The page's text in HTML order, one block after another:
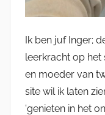
Ik ben juf Inger;
leerkracht op het
en moeder van
site wil ik laten
'genieten in het